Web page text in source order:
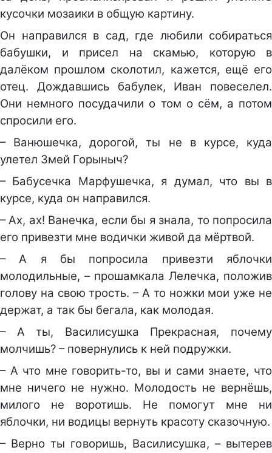
кусочки мозаики в общую картину.
Он направился в сад, где любили собираться
бабушки, и присел на скамью, которую в
далёком прошлом сколотил, кажется, ещё его
отец. Дождавшись бабулек, Иван повеселел.
Они немного посудачили о том о сём, а потом
спросили его.
– Ванюшечка, дорогой, ты не в курсе, куда
улетел Змей Горыныч?
– Бабусечка Марфушечка, я думал, что вы в
курсе, куда он направился.
– Ах, ах! Ванечка, если бы я знала, то попросила
его привезти мне водички живой да мёртвой.
– А я бы попросила привезти яблочки
молодильные, – прошамкала Лелечка, положив
голову на свою трость. – А то ножки мои уже не
держат, а так бы бегала, как молодая.
– А ты, Василисушка Прекрасная, почему
молчишь? – повернулись к ней подружки.
– А что мне говорить-то, вы и сами знаете, что
мне ничего не нужно. Молодость не вернёшь,
милого не воротишь. Не помогут мне ни
яблочки, ни водицы вернуть красоту сказочную.
– Верно ты говоришь, Василисушка, – вытерев